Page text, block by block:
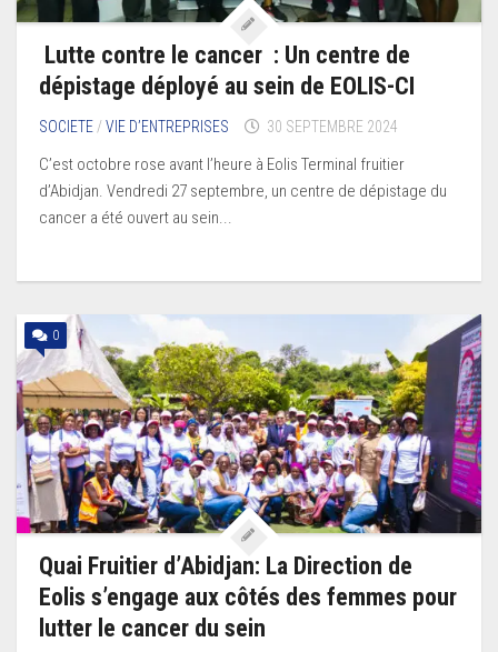
Lutte contre le cancer : Un centre de
dépistage déployé au sein de EOLIS-CI
SOCIETE /VIE D’ENTREPRISES 30 SEPTEMBRE 2024
C’est octobre rose avant l’heure à Eolis Terminal fruitier
d’Abidjan. Vendredi 27 septembre, un centre de dépistage du
cancer a été ouvert au sein...
0
Quai Fruitier d’Abidjan: La Direction de
Eolis s’engage aux côtés des femmes pour
lutter le cancer du sein